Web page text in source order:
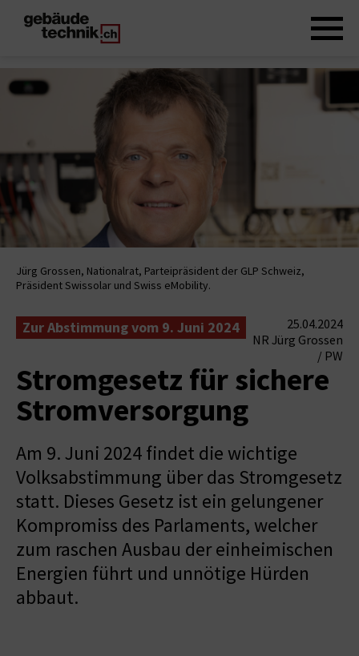
Jürg Grossen, Nationalrat, Parteipräsident der GLP Schweiz,
Präsident Swissolar und Swiss eMobility.
Zur Abstimmung vom 9. Juni 2024
25.04.2024
NR Jürg Grossen
/ PW
Stromgesetz für sichere
Stromversorgung
Am 9. Juni 2024 findet die wichtige
Volksabstimmung über das Stromgesetz
statt. Dieses Gesetz ist ein gelungener
Kompromiss des Parlaments, welcher
zum raschen Ausbau der einheimischen
Energien führt und unnötige Hürden
abbaut.